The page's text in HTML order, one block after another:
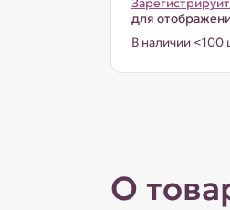
для
В наличии <100
О